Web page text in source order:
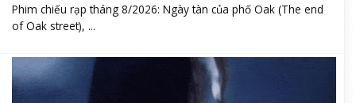
Phim chiếu rạp tháng 8/2026: Ngày tàn của phố Oak (The end
of Oak street), ...